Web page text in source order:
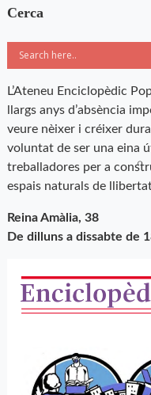
Cerca
L’Ateneu Enciclopèdic
llargs anys d’absència
veure nèixer i créixer
voluntat de ser una eina
treballadores per a
espais naturals de
Reina Amàlia, 38
De dilluns a dissabte de